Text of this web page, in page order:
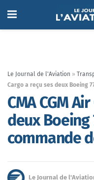
Le Journal de l'Aviation »
Cargo a reçu ses deux Boeing
CMA CGM
deux Boeing
commande
Le Journal de